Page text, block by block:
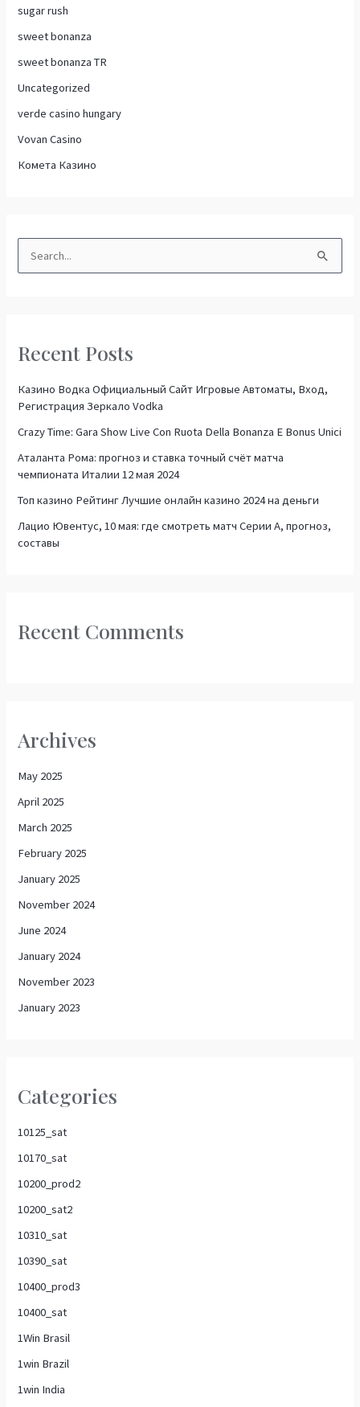
sugar rush
sweet bonanza
sweet bonanza TR
Uncategorized
verde casino hungary
Vovan Casino
Комета Казино
c
Recent Posts
Казино Водка Официальный Сайт Игровые Автоматы, Вход,
Регистрация Зеркало Vodka
Crazy Time: Gara Show Live Con Ruota Della Bonanza E Bonus Unici
Аталанта Рома: прогноз и ставка точный счёт матча
чемпионата Италии 12 мая 2024
Топ казино Рейтинг Лучшие онлайн казино 2024 на деньги
Лацио Ювентус, 10 мая: где смотреть матч Серии А, прогноз,
составы
Recent Comments
Archives
May 2025
April 2025
March 2025
February 2025
January 2025
November 2024
June 2024
January 2024
November 2023
January 2023
Categories
10125_sat
10170_sat
10200_prod2
10200_sat2
10310_sat
10390_sat
10400_prod3
10400_sat
1Win Brasil
1win Brazil
1win India